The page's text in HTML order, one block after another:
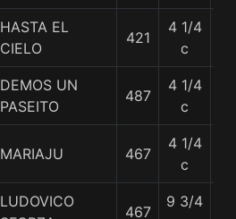
HASTA EL
CIELO
421
4 1/4
c
DEMOS UN
PASEITO
487
4 1/4
c
MARIAJU 467
4 1/4
c
LUDOVICO
467
9 3/4